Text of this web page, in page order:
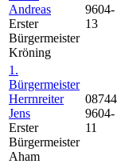
Andreas
Erster
Bürgermeister
Kröning
9604-
13
1.
Bürgermeister
Herrnreiter
Jens
Erster
Bürgermeister
Aham
08744
9604-
11